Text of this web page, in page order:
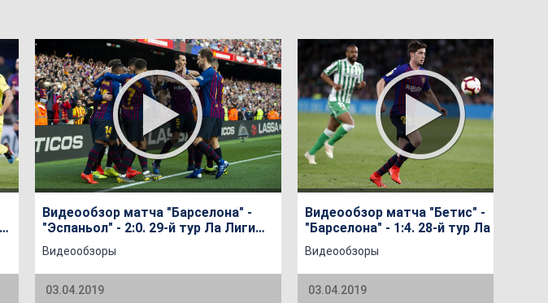
Видеообзор матча "Барселона" -
"Эспаньол" - 2:0. 29-й тур Ла Лиги
сезона 2018/2019
Видеообзоры
03.04.2019
Видеообзор матча "Бетис" -
"Барселона" - 1:4. 28-й тур Ла Лиги
сезона 2018/2019
Видеообзоры
03.04.2019